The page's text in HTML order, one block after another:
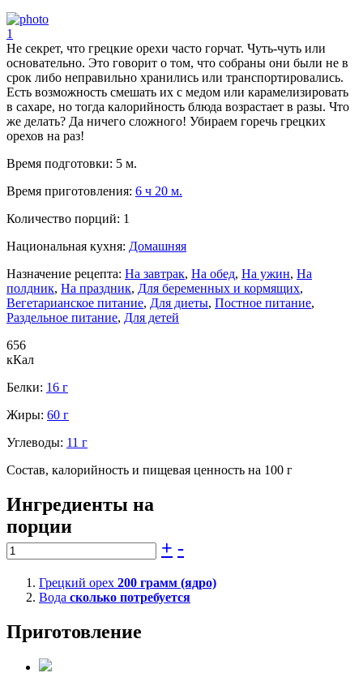
1
Не секрет, что грецкие орехи часто горчат. Чуть-чуть или
основательно. Это говорит о том, что собраны они были не в
срок либо неправильно хранились или транспортировались.
Есть возможность смешать их с медом или карамелизировать
в сахаре, но тогда калорийность блюда возрастает в разы. Что
же делать? Да ничего сложного! Убираем горечь грецких
орехов на раз!
Время подготовки: 5 м.
Время приготовления: 6 ч 20 м.
Количество порций: 1
Национальная кухня: Домашняя
Назначение рецепта: На завтрак, На обед, На ужин, На
полдник, На праздник, Для беременных и кормящих,
Вегетарианское питание, Для диеты, Постное питание,
Раздельное питание, Для детей
656
кКал
Белки: 16 г
Жиры: 60 г
Углеводы: 11 г
Состав, калорийность и пищевая ценность на 100 г
Ингредиенты на
порции
+ -
Грецкий орех 200 грамм (ядро)
Вода сколько потребуется
Приготовление